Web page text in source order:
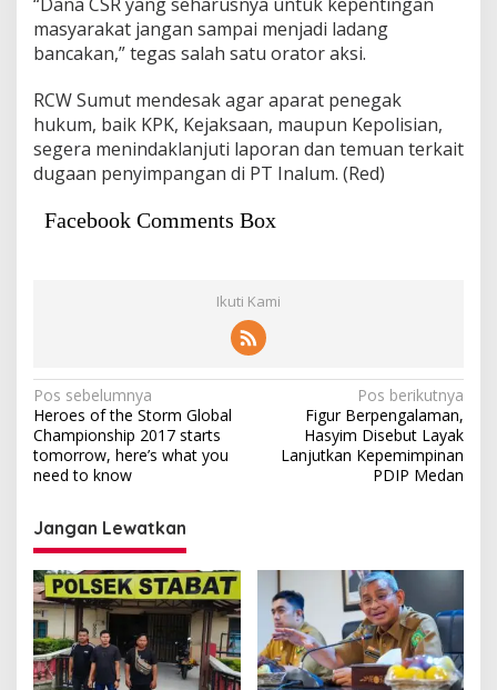
masyarakat jangan sampai menjadi ladang
bancakan,” tegas salah satu orator aksi.
RCW Sumut mendesak agar aparat penegak
hukum, baik KPK, Kejaksaan, maupun Kepolisian,
segera menindaklanjuti laporan dan temuan terkait
dugaan penyimpangan di PT Inalum. (Red)
Facebook Comments Box
Ikuti Kami
Navigasi
pos
Pos sebelumnya
Heroes of the Storm Global
Championship 2017 starts
tomorrow, here’s what you
need to know
Pos berikutnya
Figur Berpengalaman,
Hasyim Disebut Layak
Lanjutkan Kepemimpinan
PDIP Medan
Jangan Lewatkan